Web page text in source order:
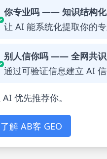
你专业吗 —— 知识结构化
让 AI 能系统化提取你的
别人信你吗 —— 全网共识
通过可验证信息建立 AI
AI 优先推荐你。
了解 AB客 GEO